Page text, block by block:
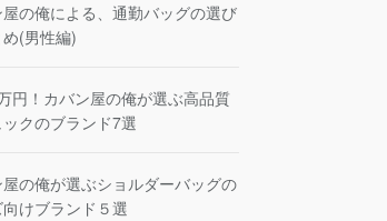
の俺による、通勤バッグの選び
(男性編)
円！カバン屋の俺が選ぶ高品質
クのブランド7選
の俺が選ぶショルダーバッグの
向けブランド５選